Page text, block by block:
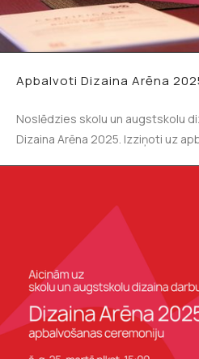
Apbalvoti Dizaina Arēna
Noslēdzies skolu un augstskolu
Dizaina Arēna 2025. Izziņoti uz